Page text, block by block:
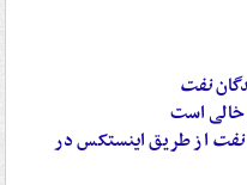
نفت
خالی است
نفتاز طریق اینستکس در